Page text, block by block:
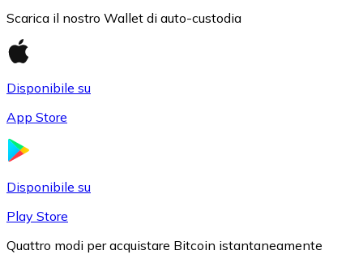
Scarica il nostro Wallet di auto-custodia
Disponibile su
App Store
Disponibile su
Play Store
Quattro modi per acquistare Bitcoin istantaneamente